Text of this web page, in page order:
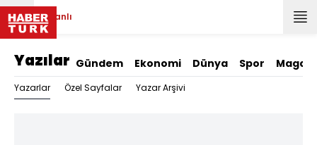
Canlı
Yazılar Gündem Ekonomi Dünya Spor
Yazarlar Özel Sayfalar Yazar Arşivi